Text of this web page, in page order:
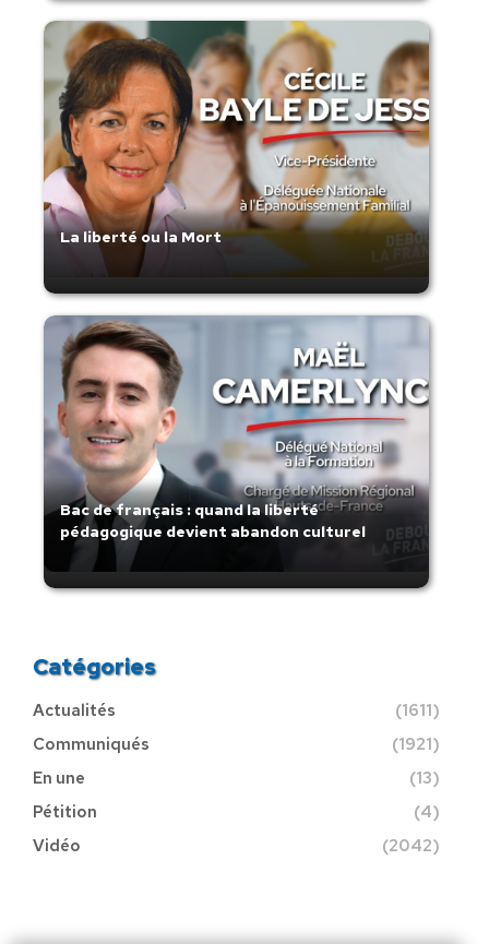
La liberté ou la Mort
Bac de français : quand la liberté
pédagogique devient abandon culturel
Catégories
Actualités
(1611)
Communiqués
(1921)
En une
(13)
Pétition
(4)
Vidéo
(2042)